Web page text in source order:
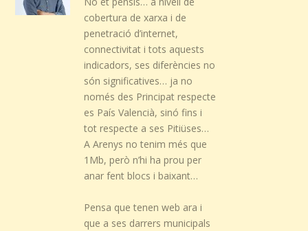
cobertura de xarxa i de
penetració d’internet,
connectivitat i tots aquests
indicadors, ses diferències no
són significatives… ja no
només des Principat respecte
es País Valencià, sinó fins i
tot respecte a ses Pitiüses…
A Arenys no tenim més que
1Mb, però n’hi ha prou per
anar fent blocs i baixant…
Pensa que tenen web ara i
que a ses darrers municipals